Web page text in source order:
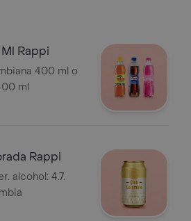
Rappi
400 ml o
ml
Rappi
alcohol: 4.7.